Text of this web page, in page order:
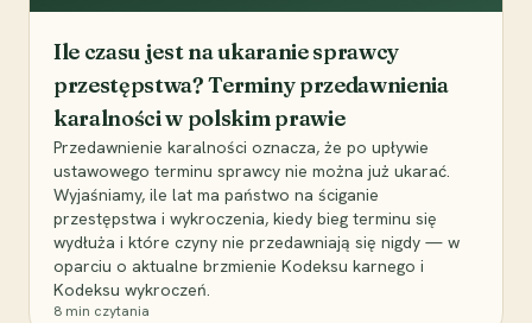
Ile czasu jest na ukaranie sprawcy
przestępstwa? Terminy przedawnienia
karalności w polskim prawie
Przedawnienie karalności oznacza, że po upływie
ustawowego terminu sprawcy nie można już ukarać.
Wyjaśniamy, ile lat ma państwo na ściganie
przestępstwa i wykroczenia, kiedy bieg terminu się
wydłuża i które czyny nie przedawniają się nigdy — w
oparciu o aktualne brzmienie Kodeksu karnego i
Kodeksu wykroczeń.
8 min czytania